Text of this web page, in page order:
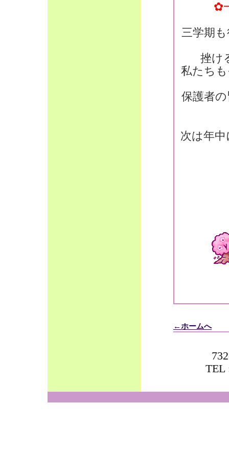
✿
三学期
挫け
私たち
保護者
次は年
←ホームへ
TEL